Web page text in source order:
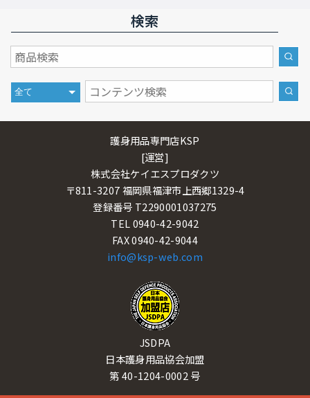
検索
護身用品専門店KSP
[運営]
株式会社ケイエスプロダクツ
〒811-3207 福岡県福津市上西郷1329-4
登録番号 T2290001037275
TEL 0940-42-9042
FAX 0940-42-9044
info@ksp-web.com
JSDPA
日本護身用品協会加盟
第 40-1204-0002 号